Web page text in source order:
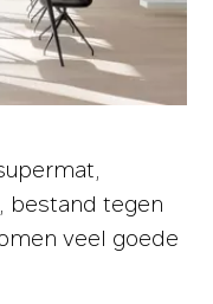
bestand tegen
veel goede